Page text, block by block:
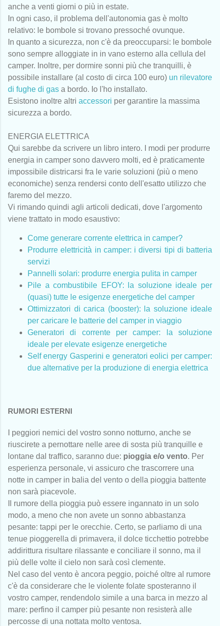
anche a venti giorni o più in estate.
In ogni caso, il problema dell'autonomia gas è molto
relativo: le bombole si trovano pressoché ovunque.
In quanto a sicurezza, non c'è da preoccuparsi: le bombole
sono sempre alloggiate in in vano esterno alla cellula del
camper. Inoltre, per dormire sonni più che tranquilli, è
possibile installare (al costo di circa 100 euro) un rilevatore
di fughe di gas a bordo. Io l'ho installato.
Esistono inoltre altri accessori per garantire la massima
sicurezza a bordo.
ENERGIA ELETTRICA
Qui sarebbe da scrivere un libro intero. I modi per produrre
energia in camper sono davvero molti, ed è praticamente
impossibile districarsi fra le varie soluzioni (più o meno
economiche) senza rendersi conto dell'esatto utilizzo che
faremo del mezzo.
Vi rimando quindi agli articoli dedicati, dove l'argomento
viene trattato in modo esaustivo:
Come generare corrente elettrica in camper?
Produrre elettricità in camper: i diversi tipi di batteria
servizi
Pannelli solari: produrre energia pulita in camper
Pile a combustibile EFOY: la soluzione ideale per
(quasi) tutte le esigenze energetiche del camper
Ottimizzatori di carica (booster): la soluzione ideale
per caricare le batterie del camper in viaggio
Generatori di corrente per camper: la soluzione
ideale per elevate esigenze energetiche
Self energy Gasperini e generatori eolici per camper:
due alternative per la produzione di energia elettrica
RUMORI ESTERNI
I peggiori nemici del vostro sonno notturno, anche se
riuscirete a pernottare nelle aree di sosta più tranquille e
lontane dal traffico, saranno due: pioggia e/o vento. Per
esperienza personale, vi assicuro che trascorrere una
notte in camper in balia del vento o della pioggia battente
non sarà piacevole.
Il rumore della pioggia può essere ingannato in un solo
modo, a meno che non avete un sonno abbastanza
pesante: tappi per le orecchie. Certo, se parliamo di una
tenue pioggerella di primavera, il dolce ticchettio potrebbe
addirittura risultare rilassante e conciliare il sonno, ma il
più delle volte il cielo non sarà così clemente.
Nel caso del vento è ancora peggio, poiché oltre al rumore
c'è da considerare che le violente folate sposteranno il
vostro camper, rendendolo simile a una barca in mezzo al
mare: perfino il camper più pesante non resisterà alle
percosse di una nottata molto ventosa.